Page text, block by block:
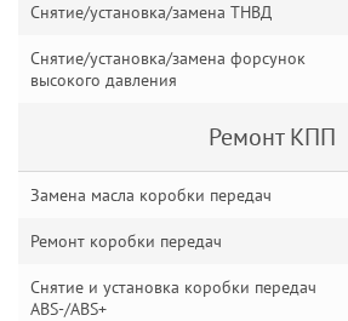
Снятие/установка/замена ТНВД
Снятие/установка/замена форсунок
высокого давления
Ремонт КПП
Замена масла коробки передач
Ремонт коробки передач
Снятие и установка коробки передач
ABS-/ABS+